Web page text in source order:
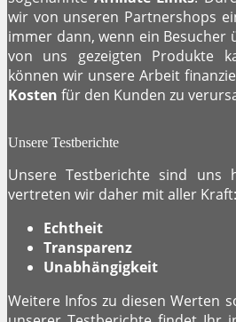
wir von unseren Partnershops
immer dann, wenn ein Besucher
von uns gezeigten Produkte
können wir unsere Arbeit
Kosten für den Kunden zu
Unsere Testberichte
Unsere Testberichte sind uns
vertreten wir daher mit aller Kraft:
Echtheit
Transparenz
Unabhängigkeit
Weitere Infos zu diesen Werten